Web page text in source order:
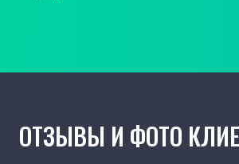
ОТЗЫВЫ И ФОТО